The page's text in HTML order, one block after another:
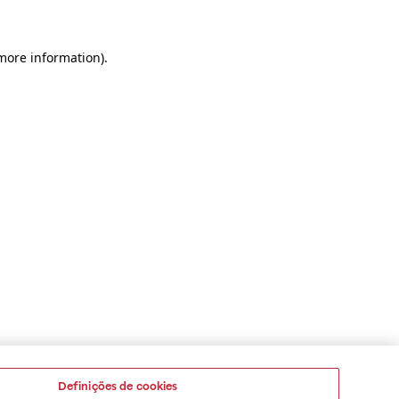
information).
Definições de cookies